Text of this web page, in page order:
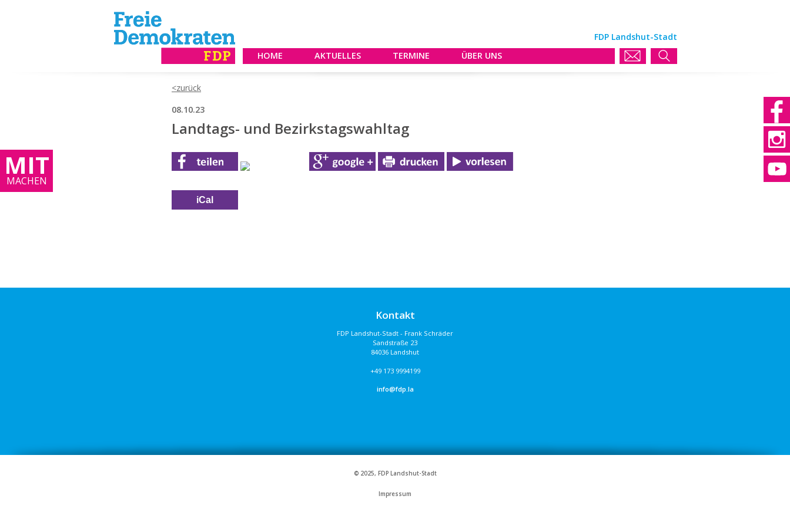
FDP Landshut-Stadt
HOME
AKTUELLES TERMINE ÜBER UNS
MIT
MACHEN
08.10.23
Landtags- und Bezirkstagswahltag
iCal
Kontakt
FDP Landshut-Stadt - Frank Schräder
Sandstraße 23
84036 Landshut
+49 173 9994199
info@fdp.la
© 2025, FDP Landshut-Stadt
Impressum